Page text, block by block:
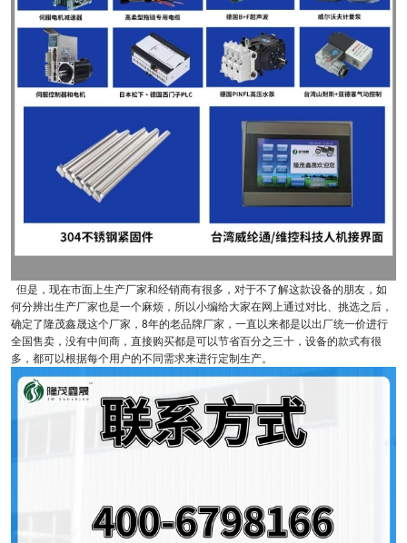
但是，现在市面上生产厂家和经销商有很多，对于不了解这款设备的朋友，如
何分辨出生产厂家也是一个麻烦，所以小编给大家在网上通过对比、挑选之后，
确定了隆茂鑫晟这个厂家，8年的老品牌厂家，一直以来都是以出厂统一价进行
全国售卖，没有中间商，直接购买都是可以节省百分之三十，设备的款式有很
多，都可以根据每个用户的不同需求来进行定制生产。